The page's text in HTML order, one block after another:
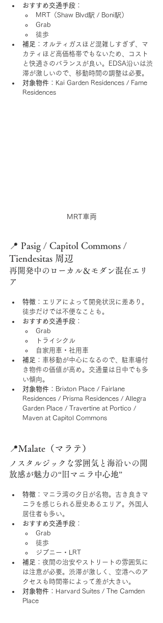
おすすめ交通手段 ：
MRT（Shaw Blvd駅 / Boni駅）
Grab
徒歩
補足 ：オルティガスほど混雑しすぎず、マ
カティほど高価格帯でもないため、コスト
と快適さのバランスが良い。EDSA沿いは渋
滞が激しいので、移動時間の調整は必要。
対象物件 ：Kai Garden Residences / Fame
Residences
MRT車両
📍 Pasig / Capitol Commons /
Tiendesitas 周辺
再開発中のローカル＆モダン混在エリ
ア
特徴 ：エリアによって開発状況に差あり。
徒歩だけでは不便なことも。
おすすめ交通手段 ：
Grab
トライシクル
自家用車・社用車
補足 ：車移動が中心になるので、駐車場付
き物件の価値が高め。交通量は日中でも多
い傾向。
対象物件 ：Brixton Place / Fairlane
Residences / Prisma Residences / Allegra
Garden Place / Travertine at Portico /
Maven at Capitol Commons
📍Malate（マラテ）
ノスタルジックな雰囲気と海沿いの開
放感が魅力の“旧マニラ中心地”
特徴 ：マニラ湾の夕日が名物。古き良きマ
ニラを感じられる歴史あるエリア。外国人
居住者も多い。
おすすめ交通手段 ：
Grab
徒歩
ジプニー・LRT
補足 ：夜間の治安やストリートの雰囲気に
は注意が必要。渋滞が激しく、空港へのア
クセスも時間帯によって差が大きい。
対象物件 ：Harvard Suites / The Camden
Place